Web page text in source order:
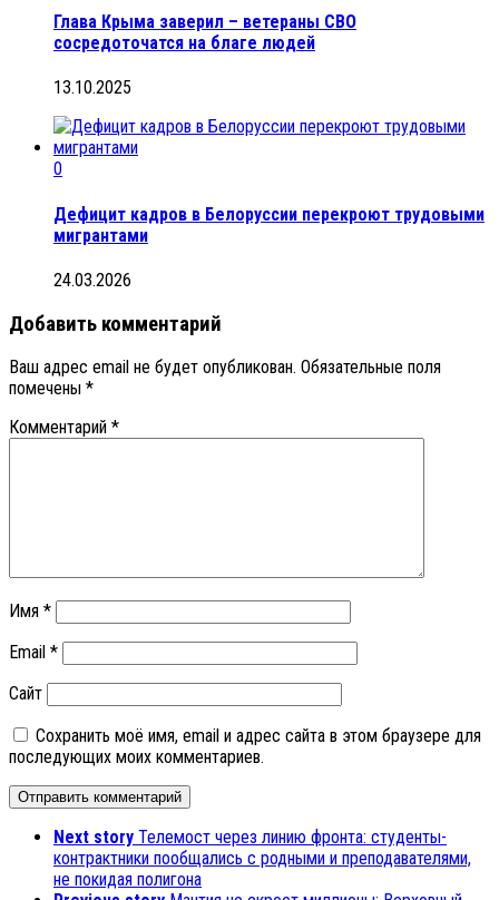
Глава Крыма заверил – ветераны СВО
сосредоточатся на благе людей
13.10.2025
0
Дефицит кадров в Белоруссии перекроют трудовыми
мигрантами
24.03.2026
Добавить комментарий
Ваш адрес email не будет опубликован. Обязательные поля
помечены *
Комментарий *
Имя *
Email *
Сайт
Сохранить моё имя, email и адрес сайта в этом браузере для
последующих моих комментариев.
Next story Телемост через линию фронта: студенты-
контрактники пообщались с родными и преподавателями,
не покидая полигона